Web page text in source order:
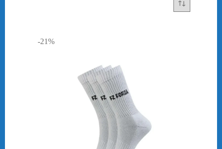
-21%